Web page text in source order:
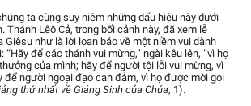
ta cùng suy niệm những dấu hiệu này dưới
Thánh Lêô Cả, trong bối cảnh này, đã xem lễ
Giêsu như là lời loan báo về một niềm vui dành
để các thánh vui mừng,” ngài kêu lên, “vì họ
của mình; hãy để người tội lỗi vui mừng, vì
để người ngoại đạo can đảm, vì họ được mời gọi
thứ nhất về Giáng Sinh của Chúa, 1).